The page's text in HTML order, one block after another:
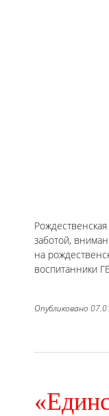
заботой,
на
воспитанники
Опубликовано